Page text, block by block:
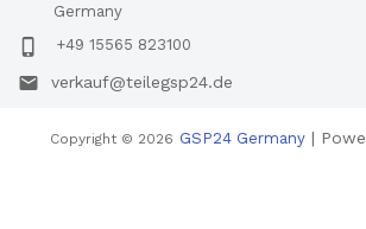
Germany
+49 15565 823100
verkauf@teilegsp24.de
Copyright © 2026 GSP24 Germany|